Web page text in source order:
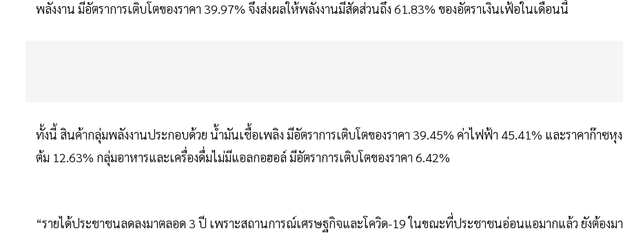
พลังงาน มีอัตราการเติบโตของราคา 39.97% จึงส่งผลให้พลังงานมีสัดส่วนถึง 61.83% ของอัตราเงินเฟ้อในเดือนนี้
ทั้งนี้ สินค้ากลุ่มพลังงานประกอบด้วย น้ำมันเชื้อเพลิง มีอัตราการเติบโตของราคา 39.45% ค่าไฟฟ้า 45.41% และราคาก๊าซหุง
ต้ม 12.63% กลุ่มอาหารและเครื่องดื่มไม่มีแอลกอฮอล์ มีอัตราการเติบโตของราคา 6.42%
“รายได้ประชาชนลดลงมาตลอด 3 ปี เพราะสถานการณ์เศรษฐกิจและโควิด-19 ในขณะที่ประชาชนอ่อนแอมากแล้ว ยังต้องมา